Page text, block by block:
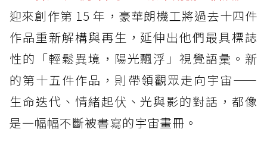
迎來創作第 15 年，豪華朗機工將過去十四件
作品重新解構與再生，延伸出他們最具標誌
性的「輕鬆異境，陽光飄浮」視覺語彙。新
的第十五件作品，則帶領觀眾走向宇宙——
生命迭代、情緒起伏、光與影的對話，都像
是一幅幅不斷被書寫的宇宙畫冊。